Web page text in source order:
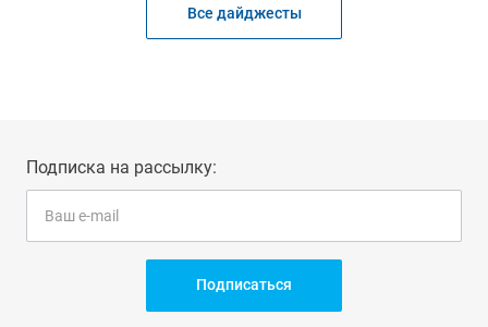
Все дайджесты
Подписка на рассылку:
Подписаться